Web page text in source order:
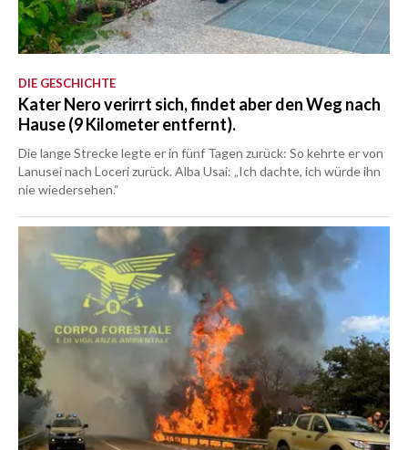
DIE GESCHICHTE
Kater Nero verirrt sich, findet aber den Weg nach
Hause (9 Kilometer entfernt).
Die lange Strecke legte er in fünf Tagen zurück: So kehrte er von
Lanusei nach Loceri zurück. Alba Usai: „Ich dachte, ich würde ihn
nie wiedersehen.“